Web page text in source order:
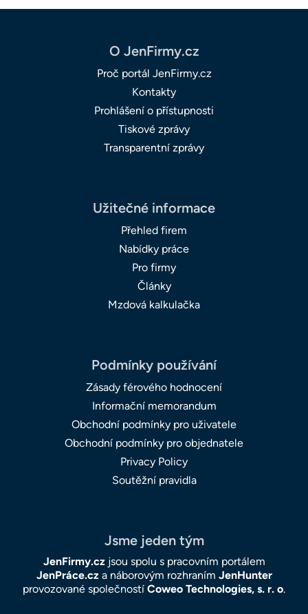
O JenFirmy.cz
Proč portál JenFirmy.cz
Kontakty
Prohlášení o přístupnosti
Tiskové zprávy
Transparentní zprávy
Užitečné informace
Přehled firem
Nabídky práce
Pro firmy
Články
Mzdová kalkulačka
Podmínky používání
Zásady férového hodnocení
Informační memorandum
Obchodní podmínky pro uživatele
Obchodní podmínky pro objednatele
Privacy Policy
Soutěžní pravidla
Jsme jeden tým
JenFirmy.czjsou spolu s pracovním portálem
JenPráce.cza náborovým rozhraním JenHunter
provozované společností Coweo Technologies, s. r. o.